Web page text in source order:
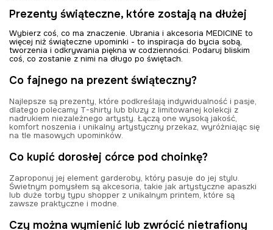
Prezenty świąteczne, które zostają na dłużej
Wybierz coś, co ma znaczenie. Ubrania i akcesoria MEDICINE to
więcej niż świąteczne upominki - to inspiracja do bycia sobą,
tworzenia i odkrywania piękna w codzienności. Podaruj bliskim
coś, co zostanie z nimi na długo po świętach.
Co fajnego na prezent świąteczny?
Najlepsze są prezenty, które podkreślają indywidualność i pasje,
dlatego polecamy T-shirty lub bluzy z limitowanej kolekcji z
nadrukiem niezależnego artysty. Łączą one wysoką jakość,
komfort noszenia i unikalny artystyczny przekaz, wyróżniając się
na tle masowych upominków.
Co kupić dorosłej córce pod choinkę?
Zaproponuj jej element garderoby, który pasuje do jej stylu.
Świetnym pomysłem są akcesoria, takie jak artystyczne apaszki
lub duże torby typu shopper z unikalnym printem, które są
zawsze praktyczne i modne.
Czy można wymienić lub zwrócić nietrafiony